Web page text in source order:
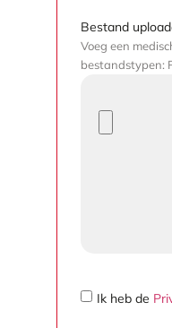
Bestand
Voeg een
bestandstypen:
Ik heb de